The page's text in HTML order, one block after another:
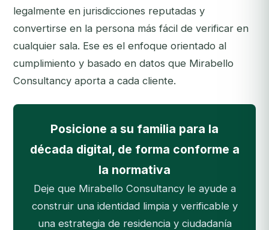
legalmente en jurisdicciones reputadas y
convertirse en la persona más fácil de verificar en
cualquier sala. Ese es el enfoque orientado al
cumplimiento y basado en datos que Mirabello
Consultancy aporta a cada cliente.
Posicione a su familia para la
década digital, de forma conforme a
la normativa
Deje que Mirabello Consultancy le ayude a
construir una identidad limpia y verificable y
una estrategia de residencia y ciudadanía